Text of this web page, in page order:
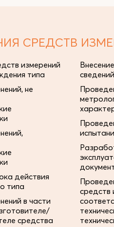
СРЕДСТВ
измерений
типа
не
действия
типа
в части
средства
средств